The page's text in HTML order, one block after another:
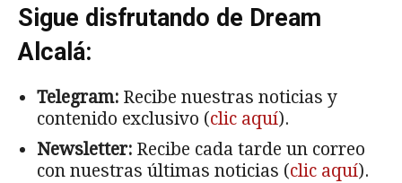
Sigue disfrutando de Dream
Alcalá:
Telegram: Recibe nuestras noticias y
contenido exclusivo (clic aquí).
Newsletter: Recibe cada tarde un correo
con nuestras últimas noticias (clic aquí).